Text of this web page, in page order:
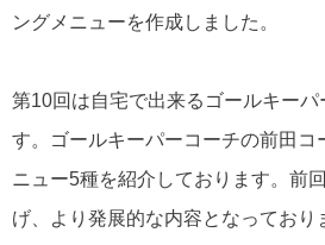
ングメニューを作成しました。
第10回は自宅で出来るゴールキー
す。ゴールキーパーコーチの前田コ
ニュー5種を紹介しております。前
げ、より発展的な内容となっており